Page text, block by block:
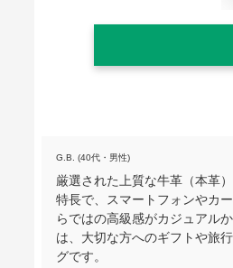
G.B. (40代・男性)
厳選された上質な牛革（本革
特長で、スマートフォンやカ
らではの高級感がカジュアル
は、大切な方へのギフトや旅
グです。